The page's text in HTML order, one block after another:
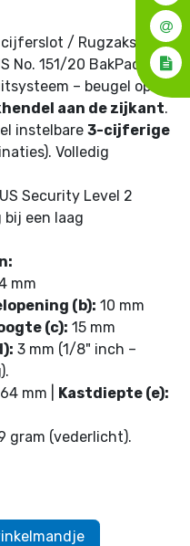
cijferslot / Rugzakslot /
No. 151/20 BakPac)
– beugel opent
aan de zijkant.
instelbare 3-cijferige
Volledig
Security Level 2
bij een laag
mm
(b): 10 mm
(c): 15 mm
3 mm (1/8" inch –
64 mm | Kastdiepte (e):
gram (vederlicht).